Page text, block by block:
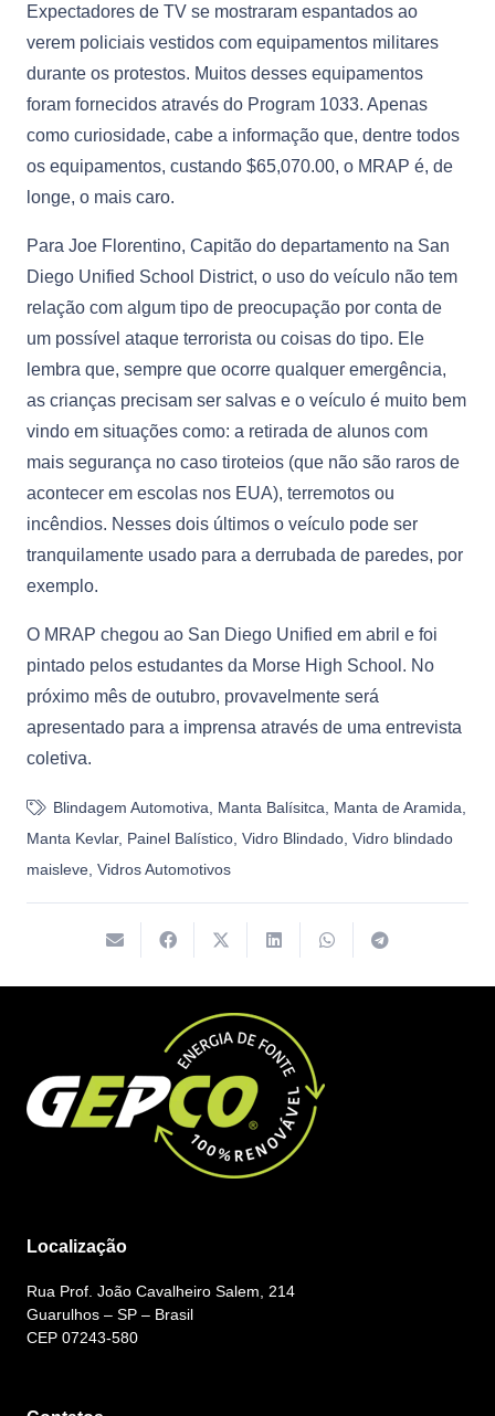
Expectadores de TV se mostraram espantados ao
verem policiais vestidos com equipamentos militares
durante os protestos. Muitos desses equipamentos
foram fornecidos através do Program 1033. Apenas
como curiosidade, cabe a informação que, dentre todos
os equipamentos, custando $65,070.00, o MRAP é, de
longe, o mais caro.
Para Joe Florentino, Capitão do departamento na San
Diego Unified School District, o uso do veículo não tem
relação com algum tipo de preocupação por conta de
um possível ataque terrorista ou coisas do tipo. Ele
lembra que, sempre que ocorre qualquer emergência,
as crianças precisam ser salvas e o veículo é muito bem
vindo em situações como: a retirada de alunos com
mais segurança no caso tiroteios (que não são raros de
acontecer em escolas nos EUA), terremotos ou
incêndios. Nesses dois últimos o veículo pode ser
tranquilamente usado para a derrubada de paredes, por
exemplo.
O MRAP chegou ao San Diego Unified em abril e foi
pintado pelos estudantes da Morse High School. No
próximo mês de outubro, provavelmente será
apresentado para a imprensa através de uma entrevista
coletiva.
Blindagem Automotiva Manta Balísitca Manta de Aramida
Manta Kevlar, Painel Balístico Vidro Blindado Vidro blindado
maisleve Vidros Automotivos
Localização
Rua Prof. João Cavalheiro Salem, 214
Guarulhos – SP – Brasil
CEP 07243-580